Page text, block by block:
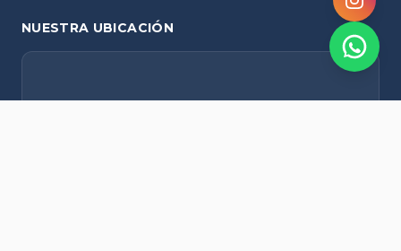
NUESTRA UBICACIÓN